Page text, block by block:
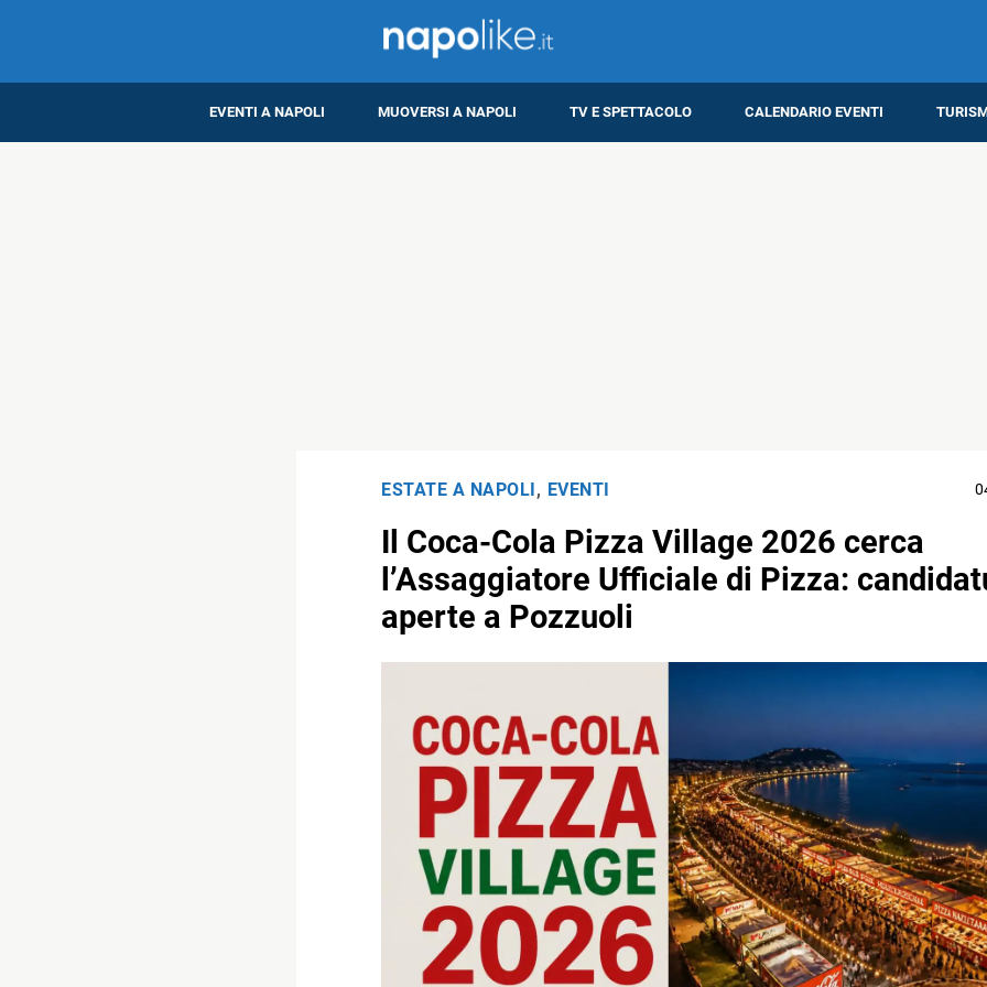
EVENTI A NAPOLI MUOVERSI A NAPOLI TV E SPETTACOLO CALENDARIO EVENTI
ESTATE A NAPOLI , EVENTI
Il Coca-Cola Pizza Village 2026 cerca
l’Assaggiatore Ufficiale di Pizza:
aperte a Pozzuoli